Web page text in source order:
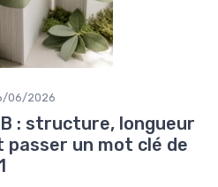
06/2026
: structure, longueur
un mot clé de